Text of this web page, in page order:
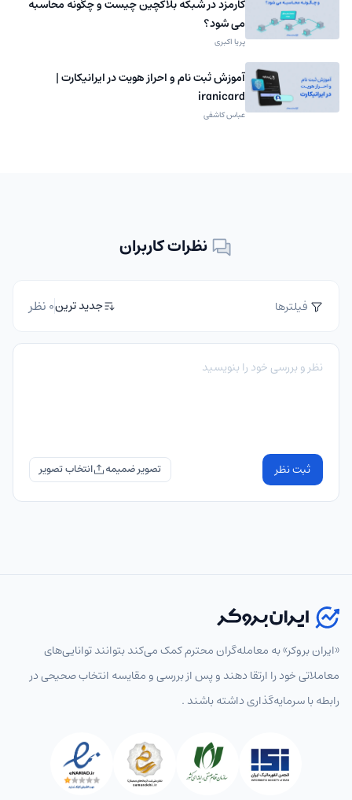
کارمزد در شبکه بلاکچین چیست و چگونه محاسبه
می شود؟
پریا اکبری
آموزش ثبت نام و احراز هویت در ایرانیکارت |
iranicard
عباس کاشفی
نظرات کاربران
فیلترها جدید ترین0 نظر
ثبت نظر تصویر ضمیمه
«ایران بروکر» به معامله‌گران محترم کمک می‌کند بتوانند توانایی‌های
معاملاتی خود را ارتقا دهند و پس از بررسی و مقایسه انتخاب‌ صحیحی در
رابطه با سرمایه‌گذاری داشته باشند .